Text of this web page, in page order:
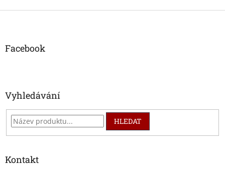
Z
Facebook
Vyhledávání
HLEDAT
Kontakt